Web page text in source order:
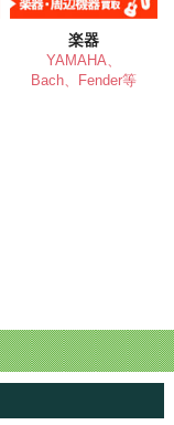
楽器
YAMAHA、
Bach、Fender等